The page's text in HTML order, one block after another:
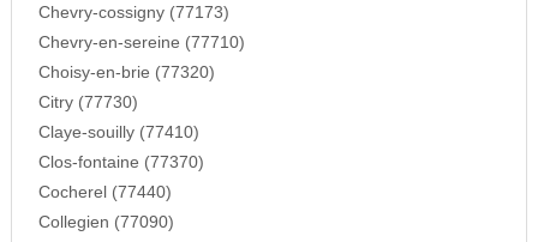
Chevry-cossigny (77173)
Chevry-en-sereine (77710)
Choisy-en-brie (77320)
Citry (77730)
Claye-souilly (77410)
Clos-fontaine (77370)
Cocherel (77440)
Collegien (77090)